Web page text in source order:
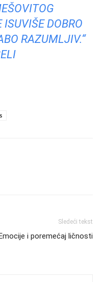
DOBRO
RAZUMLJIV.“
Sledeći tekst
i poremećaj ličnosti